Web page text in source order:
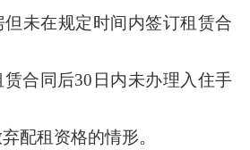
但未在规定时间内签订租赁合
赁合同后30日内未办理入住手
配租资格的情形。